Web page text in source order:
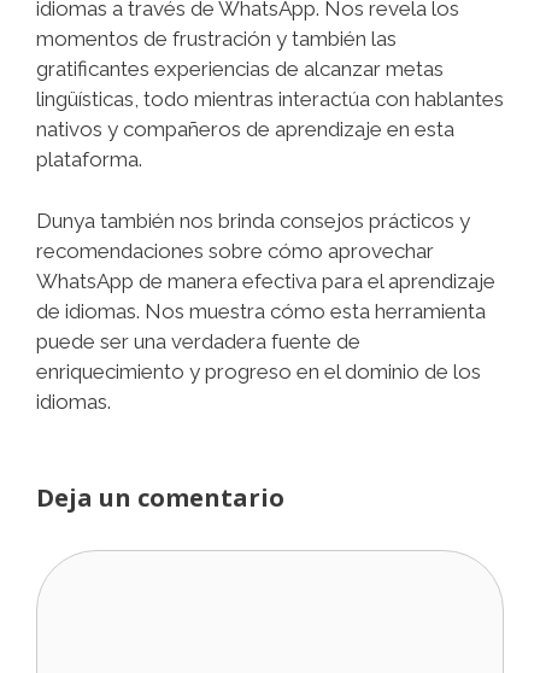
idiomas a través de WhatsApp. Nos revela los
momentos de frustración y también las
gratificantes experiencias de alcanzar metas
lingüísticas, todo mientras interactúa con hablantes
nativos y compañeros de aprendizaje en esta
plataforma.
Dunya también nos brinda consejos prácticos y
recomendaciones sobre cómo aprovechar
WhatsApp de manera efectiva para el aprendizaje
de idiomas. Nos muestra cómo esta herramienta
puede ser una verdadera fuente de
enriquecimiento y progreso en el dominio de los
idiomas.
Deja un comentario
Comentario